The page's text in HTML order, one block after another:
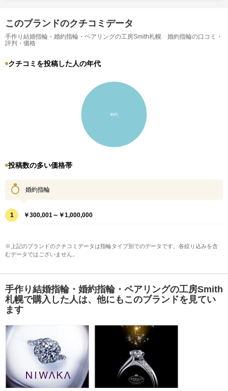
このブランドのクチコミデータ
手作り結婚指輪・婚約指輪・ペアリングの工房Smith札幌 婚約指輪の口コミ・
評判・価格
クチコミを投稿した人の年代
40代
投稿数の多い価格帯
婚約指輪
1 ￥300,001～￥1,000,000
※上記のブランドのクチコミデータは指輪タイプ別でのデータです。各絞り込みを含
むデータではございません。
手作り結婚指輪・婚約指輪・ペアリングの工房Smith
札幌で購入した人は、他にもこのブランドを見てい
ます